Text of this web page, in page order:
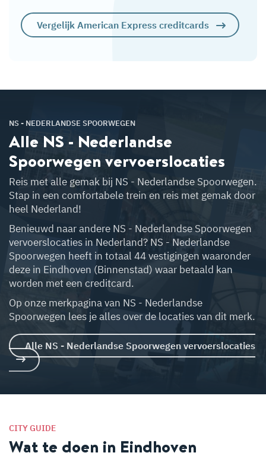
Vergelijk American Express creditcards
NS - NEDERLANDSE SPOORWEGEN
Alle NS - Nederlandse
Spoorwegen vervoerslocaties
Reis met alle gemak bij NS - Nederlandse Spoorwegen.
Stap in een comfortabele trein en reis met gemak door
heel Nederland!
Benieuwd naar andere NS - Nederlandse Spoorwegen
vervoerslocaties in Nederland? NS - Nederlandse
Spoorwegen heeft in totaal 44 vestigingen waaronder
deze in Eindhoven (Binnenstad) waar betaald kan
worden met een creditcard.
Op onze merkpagina van NS - Nederlandse
Spoorwegen lees je alles over de locaties van dit merk.
Alle NS - Nederlandse Spoorwegen vervoerslocaties
CITY GUIDE
Wat te doen in Eindhoven